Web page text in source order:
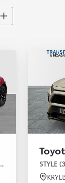
EVO / OMG LEV!
STYLE